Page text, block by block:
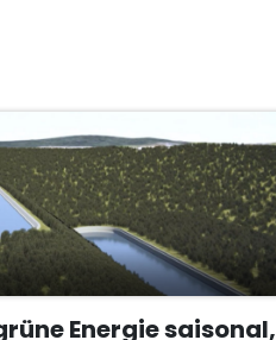
Energie saisonal,